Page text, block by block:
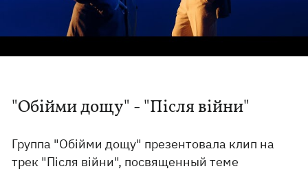
"Обійми дощу" - "Після війни"
Группа "Обійми дощу" презентовала клип на
трек "Після війни", посвященный теме